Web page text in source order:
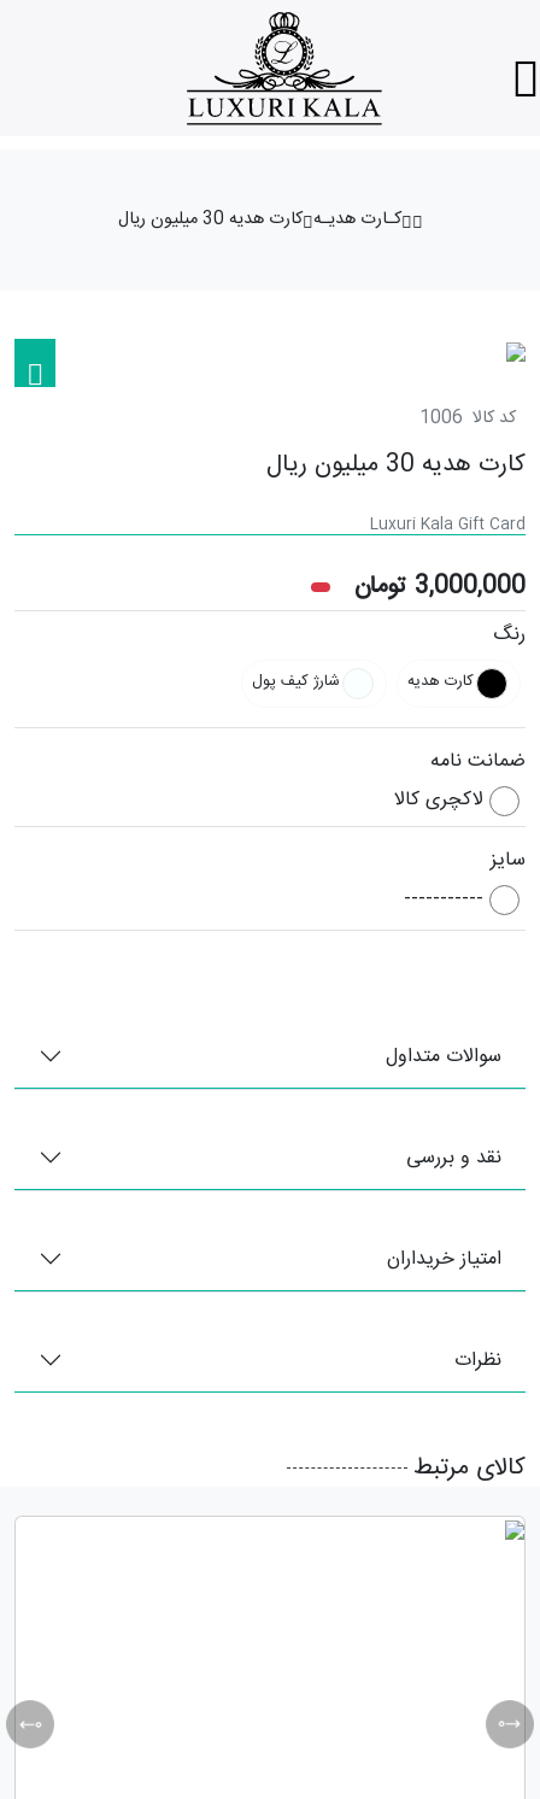
کـارت هدیـه کارت هدیه 30 میلیون ریال
کد کالا 1006
کارت هدیه 30 میلیون ریال
Luxuri Kala Gift Card
3,000,000 تومان
رنگ
کارت هدیه شارژ کیف پول
ضمانت نامه
لاکچری کالا
سایز
-----------
سوالات متداول
نقد و بررسی
امتیاز خریداران
نظرات
کالای مرتبط